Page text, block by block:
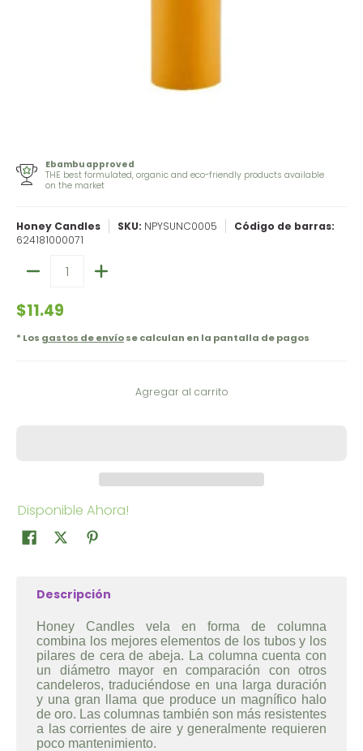
Ebambu approved
THE best formulated, organic and eco-friendly products available
on the market
Honey Candles SKU: NPYSUNC0005
Código de barras:
624181000071
$11.49
* Los gastos de envíose calculan en la pantalla de pagos
Agregar al carrito
Disponible Ahora!
Descripción
Honey Candles vela en forma de columna
combina los mejores elementos de los tubos y los
pilares de cera de abeja. La columna cuenta con
un diámetro mayor en comparación con otros
candeleros, traduciéndose en una larga duración
y una gran llama que produce un magnífico halo
de oro. Las columnas también son más resistentes
a las corrientes de aire y generalmente requieren
poco mantenimiento.